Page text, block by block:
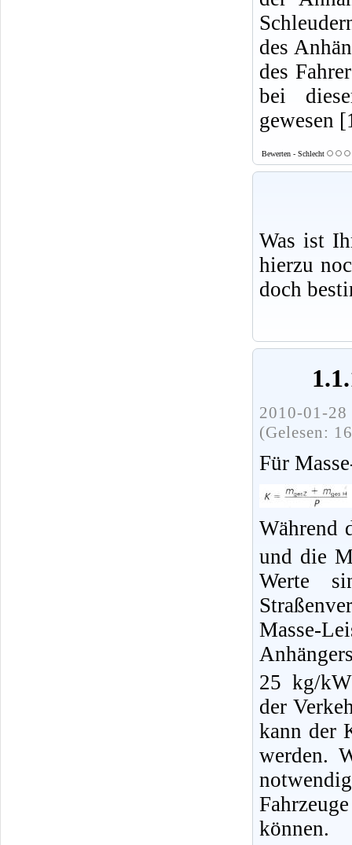
des
des
bei
gewesen
Bewerten - Schlecht
Was ist
hierzu
doch
2010-01-
(Gelesen:
Für
Während
und die
Werte
Masse-
25 kg/
der
kann der
werden.
können.